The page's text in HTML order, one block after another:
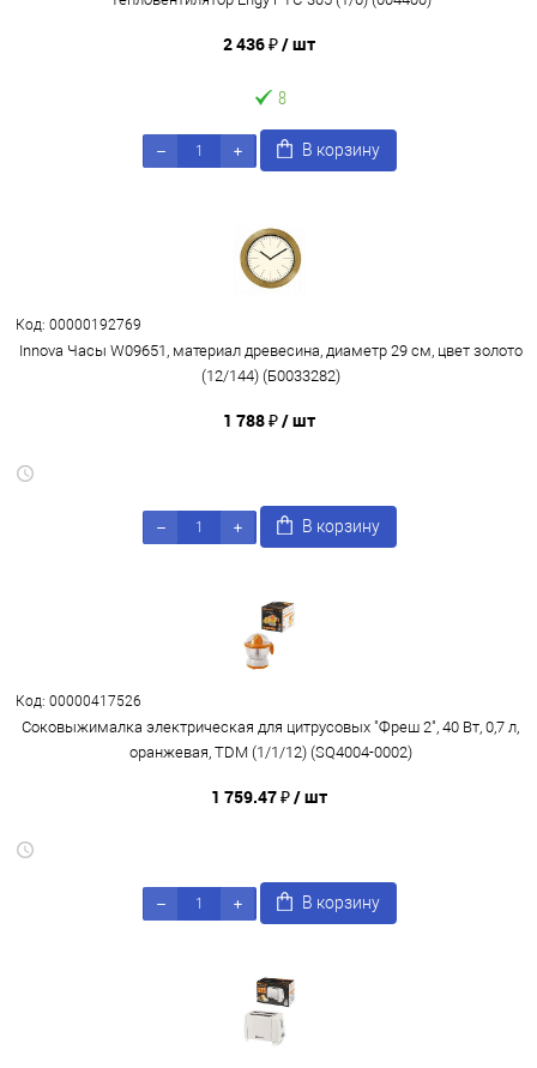
2 436 ₽/ шт
8
В корзину
Код: 00000192769
Innova Часы W09651, материал древесина, диаметр 29 см, цвет золото
(12/144) (Б0033282)
1 788 ₽/ шт
В корзину
Код: 00000417526
Соковыжималка электрическая для цитрусовых "Фреш 2", 40 Вт, 0,7 л,
оранжевая, TDM (1/1/12) (SQ4004-0002)
1 759.47 ₽/ шт
В корзину